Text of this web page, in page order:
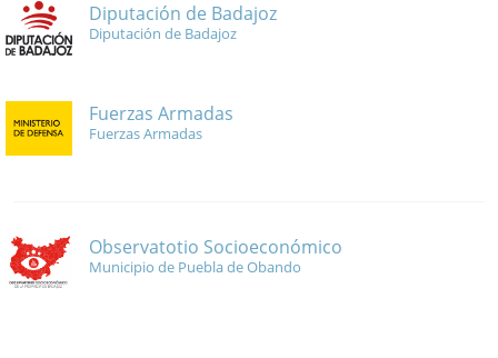
Diputación de Badajoz
Diputación de Badajoz
Fuerzas Armadas
Fuerzas Armadas
Observatotio Socioeconómico
Municipio de Puebla de Obando